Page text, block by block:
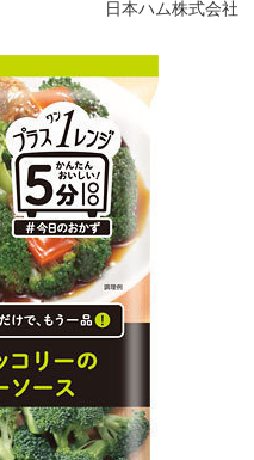
日本ハム株式会社